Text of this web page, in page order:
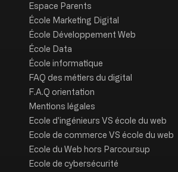
Espace Parents
École Marketing Digital
École Développement Web
École Data
École informatique
FAQ des métiers du digital
F.A.Q orientation
Mentions légales
Ecole d'ingénieurs VS école du web
Ecole de commerce VS école du web
Ecole du Web hors Parcoursup
Ecole de cybersécurité